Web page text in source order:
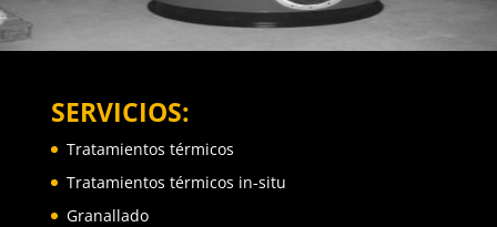
SERVICIOS:
Tratamientos térmicos
Tratamientos térmicos in-situ
Granallado